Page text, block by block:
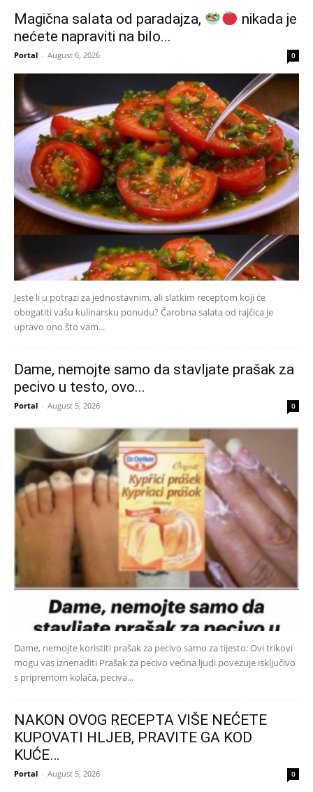
Magična salata od paradajza,
nikada je
nećete napraviti na bilo...
Portal - August 6, 2026 0
Jeste li u potrazi za jednostavnim, ali slatkim receptom koji će
obogatiti vašu kulinarsku ponudu? Čarobna salata od rajčica je
upravo ono što vam...
Dame, nemojte samo da stavljate prašak za
pecivo u testo, ovo...
Portal - August 5, 2026 0
Dame, nemojte koristiti prašak za pecivo samo za tijesto: Ovi trikovi
mogu vas iznenaditi Prašak za pecivo većina ljudi povezuje isključivo
s pripremom kolača, peciva...
NAKON OVOG RECEPTA VIŠE NEĆETE
KUPOVATI HLJEB, PRAVITE GA KOD
KUĆE…
Portal - August 5, 2026 0